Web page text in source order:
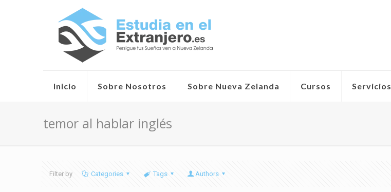
Inicio Sobre Nosotros Sobre Nueva Zelanda Cursos Servicios
temor al hablar inglés
Filter by Categories Tags Authors